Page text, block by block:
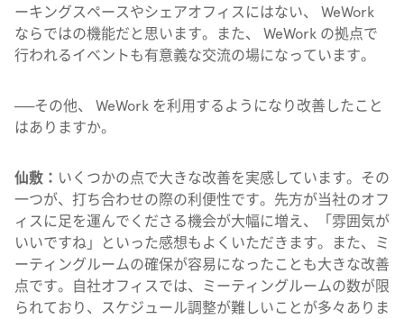
ーキングスペースやシェアオフィスにはない、 WeWork
ならではの機能だと思います。また、 WeWork の拠点で
行われるイベントも有意義な交流の場になっています。
──その他、 WeWork を利用するようになり改善したこと
はありますか。
仙敷： いくつかの点で大きな改善を実感しています。その
一つが、打ち合わせの際の利便性です。先方が当社のオフ
ィスに足を運んでくださる機会が大幅に増え、「雰囲気が
いいですね」といった感想もよくいただきます。また、ミ
ーティングルームの確保が容易になったことも大きな改善
点です。自社オフィスでは、ミーティングルームの数が限
られており、スケジュール調整が難しいことが多々ありま